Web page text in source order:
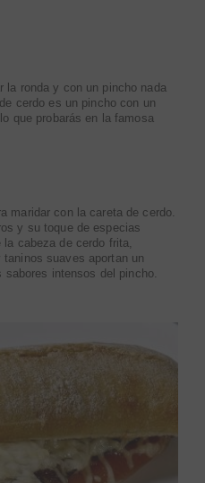
la ronda y con un pincho nada
cerdo es un pincho con un
que probarás en la famosa
maridar con la careta de cerdo.
y su toque de especias
cabeza de cerdo frita,
suaves aportan un
sabores intensos del pincho.